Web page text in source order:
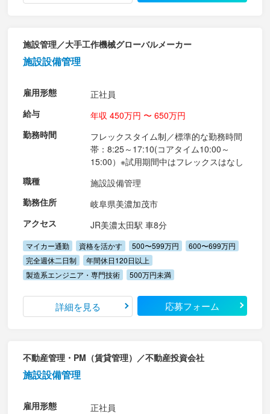
施設管理／大手工作機械グローバルメーカー
施設設備管理
雇用形態
正社員
給与
年収 450万円 〜 650万円
勤務時間
フレックスタイム制／標準的な勤務時間
帯：8:25～17:10(コアタイム10:00～
15:00）※試用期間中はフレックスはなし
職種
施設設備管理
勤務住所
岐阜県美濃加茂市
アクセス
JR美濃太田駅 車8分
マイカー通勤 資格を活かす 500〜599万円
600〜699万円
完全週休二日制
年間休日120日以上
製造系エンジニア・専門技術
500万円未満
詳細を見る 応募フォーム
不動産管理・PM（賃貸管理）／不動産投資会社
施設設備管理
雇用形態
正社員